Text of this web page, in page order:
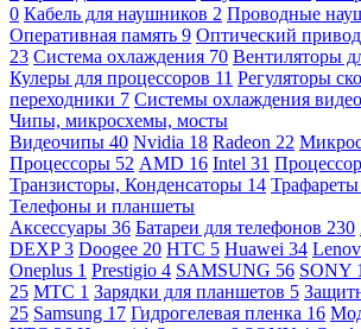
0 Кабель для наушников 2 Проводные
Оперативная память 9 Оптический привод
23 Система охлаждения 70 Вентиляторы
Кулеры для процессоров 11 Регуляторы
переходники 7 Системы охлаждения
Чипы, микросхемы, мосты
Видеочипы 40 Nvidia 18 Radeon 22
Процессоры 52 AMD 16 Intel 31
Транзисторы, Конденсаторы 14
Телефоны и планшеты
Аксессуары 36 Батареи для телефонов 230
DEXP3 Doogee 20 HTC 5 Huawei 34
Oneplus 1 Prestigio 4 SAMSUNG 56 SONY
25 МТС 1 Зарядки для планшетов 5
25 Samsung 17 Гидрогелевая пленка 16